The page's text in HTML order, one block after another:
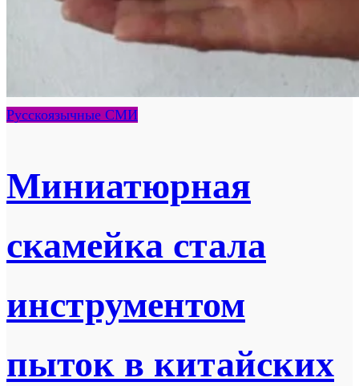
Русскоязычные СМИ
Миниатюрная
скамейка стала
инструментом
пыток в китайских